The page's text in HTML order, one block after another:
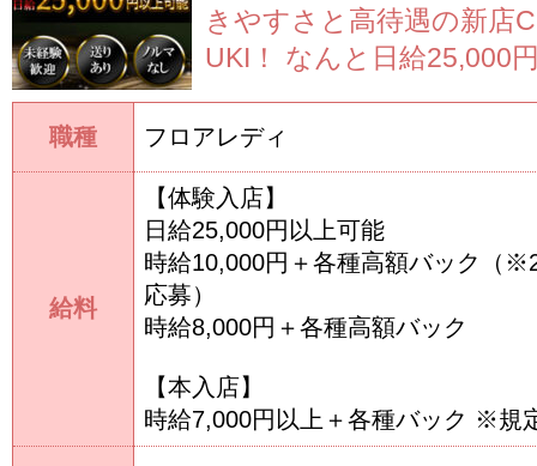
職種 フロアレディ
給料
【体験入店】
日給25,000円以上可能
時給10,000円＋各種高額バック（
応募）
時給8,000円＋各種高額バック
【本入店】
時給7,000円以上＋各種バック ※規
きやすさと高待遇の新店
UKI！
なんと日給25,000